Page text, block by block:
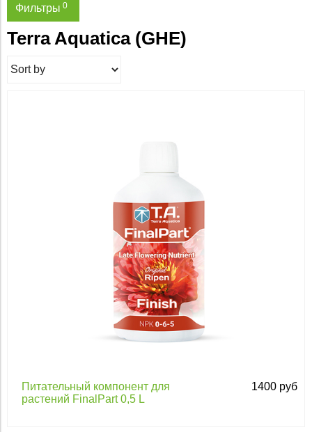
Фильтры 0
Price
Terra Aquatica (GHE)
Питательный компонент для
растений FinalPart 0,5 L
1400 руб